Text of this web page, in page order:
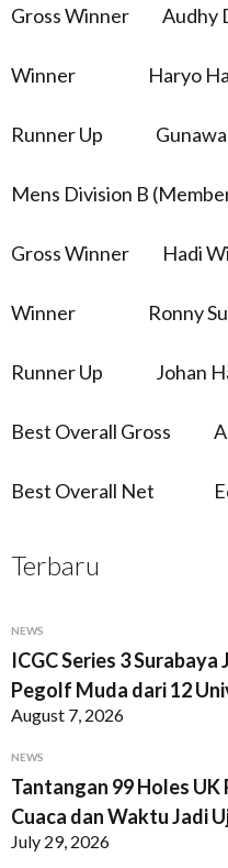
Gross Winner Audhy
Winner Haryo
Runner Up
Mens Division B
Gross Winner Hadi
Winner Ronny
Runner Up Johan
Best Overall Gross
Best Overall Net
Terbaru
NEWS
ICGC Series 3
Pegolf Muda dari 12
August 7, 2026
NEWS
Tantangan 99 Holes
Cuaca dan Waktu Jadi
July 29, 2026